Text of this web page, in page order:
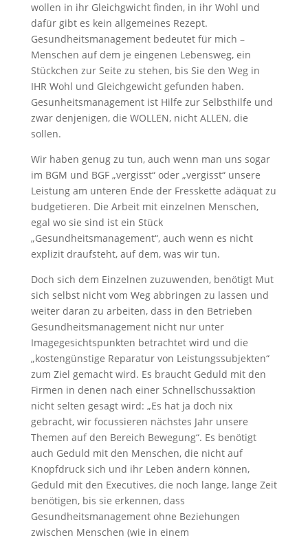
wollen in ihr Gleichgwicht finden, in ihr Wohl und
dafür gibt es kein allgemeines Rezept.
Gesundheitsmanagement bedeutet für mich –
Menschen auf dem je eingenen Lebensweg, ein
Stückchen zur Seite zu stehen, bis Sie den Weg in
IHR Wohl und Gleichgewicht gefunden haben.
Gesunheitsmanagement ist Hilfe zur Selbsthilfe und
zwar denjenigen, die WOLLEN, nicht ALLEN, die
sollen.
Wir haben genug zu tun, auch wenn man uns sogar
im BGM und BGF „vergisst“ oder „vergisst“ unsere
Leistung am unteren Ende der Fresskette adäquat zu
budgetieren. Die Arbeit mit einzelnen Menschen,
egal wo sie sind ist ein Stück
„Gesundheitsmanagement“, auch wenn es nicht
explizit draufsteht, auf dem, was wir tun.
Doch sich dem Einzelnen zuzuwenden, benötigt Mut
sich selbst nicht vom Weg abbringen zu lassen und
weiter daran zu arbeiten, dass in den Betrieben
Gesundheitsmanagement nicht nur unter
Imagegesichtspunkten betrachtet wird und die
„kostengünstige Reparatur von Leistungssubjekten“
zum Ziel gemacht wird. Es braucht Geduld mit den
Firmen in denen nach einer Schnellschussaktion
nicht selten gesagt wird: „Es hat ja doch nix
gebracht, wir focussieren nächstes Jahr unsere
Themen auf den Bereich Bewegung“. Es benötigt
auch Geduld mit den Menschen, die nicht auf
Knopfdruck sich und ihr Leben ändern können,
Geduld mit den Executives, die noch lange, lange Zeit
benötigen, bis sie erkennen, dass
Gesundheitsmanagement ohne Beziehungen
zwischen Menschen (wie in einem